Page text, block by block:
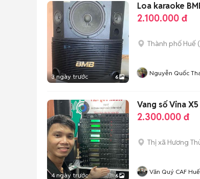
3 ngày trước 6
Loa karaoke
2.100.000 đ
Thành phố Huế (
Nguyễn Quốc
4 ngày trước 6
2.300.000 đ
Thị xã Hương
Văn Quý CAF Huế